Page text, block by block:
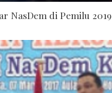
NasDem di Pemilu 2019